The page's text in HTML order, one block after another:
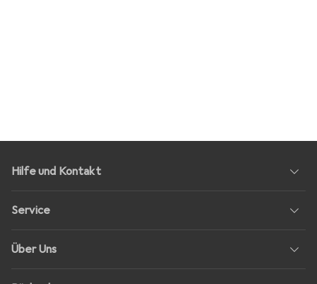
Hilfe und Kontakt
Service
Über Uns